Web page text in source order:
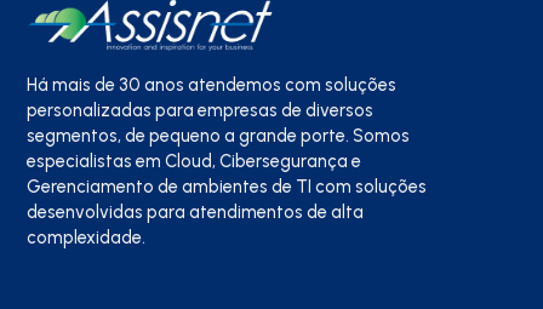
Há mais de 30 anos atendemos com soluções
personalizadas para empresas de diversos
segmentos, de pequeno a grande porte. Somos
especialistas em Cloud, Cibersegurança e
Gerenciamento de ambientes de TI com soluções
desenvolvidas para atendimentos de alta
complexidade.